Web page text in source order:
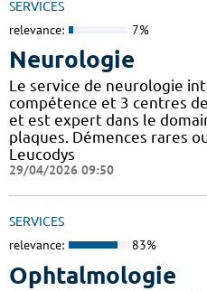
SERVICES
relevance: 7%
Neurologie
Le service de neurologie
compétence et 3 centres
et est expert dans le
plaques. Démences rares
Leucodys
29/04/2026 09:50
SERVICES
relevance: 83%
Ophtalmologie